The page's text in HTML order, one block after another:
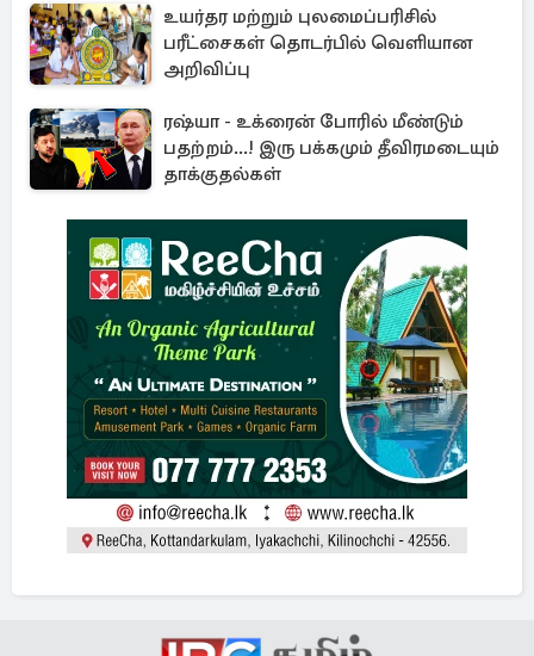
உயர்தர மற்றும் புலமைப்பரிசில்
பரீட்சைகள் தொடர்பில் வெளியான
அறிவிப்பு
ரஷ்யா - உக்ரைன் போரில் மீண்டும்
பதற்றம்...! இரு பக்கமும் தீவிரமடையும்
தாக்குதல்கள்